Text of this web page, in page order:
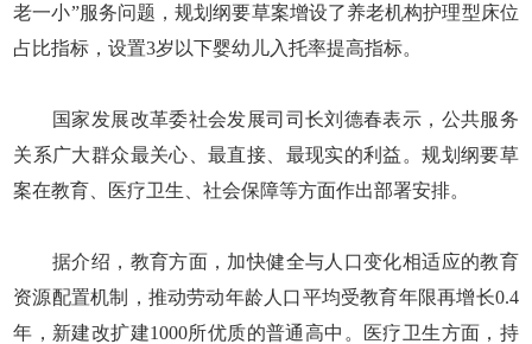
老一小”服务问题，规划纲要草案增设了养老机构护理型床位
占比指标，设置3岁以下婴幼儿入托率提高指标。
国家发展改革委社会发展司司长刘德春表示，公共服务
关系广大群众最关心、最直接、最现实的利益。规划纲要草
案在教育、医疗卫生、社会保障等方面作出部署安排。
据介绍，教育方面，加快健全与人口变化相适应的教育
资源配置机制，推动劳动年龄人口平均受教育年限再增长0.4
年，新建改扩建1000所优质的普通高中。医疗卫生方面，持